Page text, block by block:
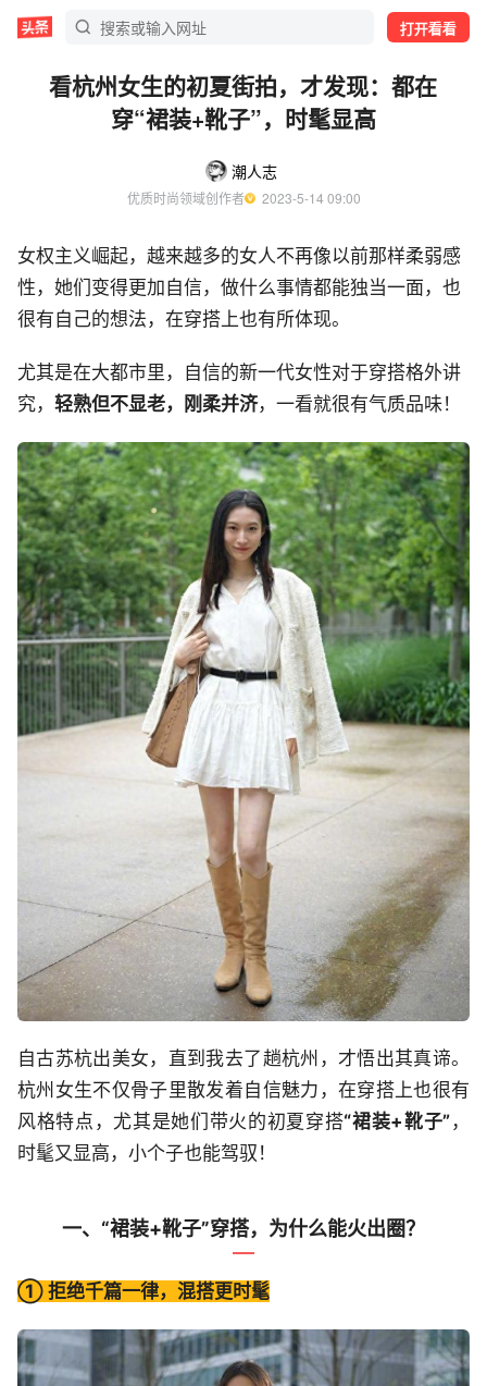
打开看看
看杭州女生的初夏街拍，才发现：都在
穿“裙装+靴子”，时髦显高
潮人志
优质时尚领域创作者
  2023-5-14 09:00
女权主义崛起，越来越多的女人不再像以前那样柔弱感
性，她们变得更加自信，做什么事情都能独当一面，也
很有自己的想法，在穿搭上也有所体现。
尤其是在大都市里，自信的新一代女性对于穿搭格外讲
究， 轻熟但不显老，刚柔并济，一看就很有气质品味！
自古苏杭出美女，直到我去了趟杭州，才悟出其真谛。
杭州女生不仅骨子里散发着自信魅力，在穿搭上也很有
风格特点，尤其是她们带火的初夏穿搭“裙装+靴子” ，
时髦又显高，小个子也能驾驭！
一、“裙装+靴子”穿搭，为什么能火出圈？
① 拒绝千篇一律，混搭更时髦